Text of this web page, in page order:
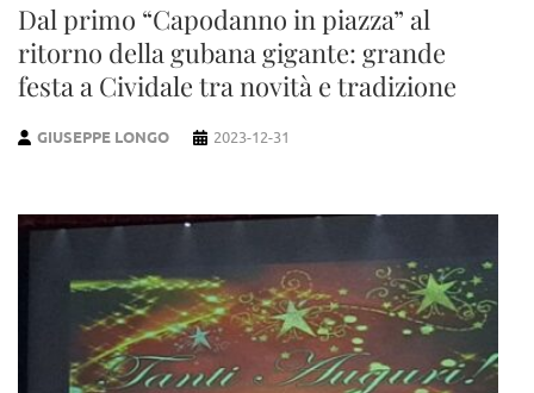
Dal primo “Capodanno in piazza” al
ritorno della gubana gigante: grande
festa a Cividale tra novità e tradizione
GIUSEPPE LONGO 2023-12-31